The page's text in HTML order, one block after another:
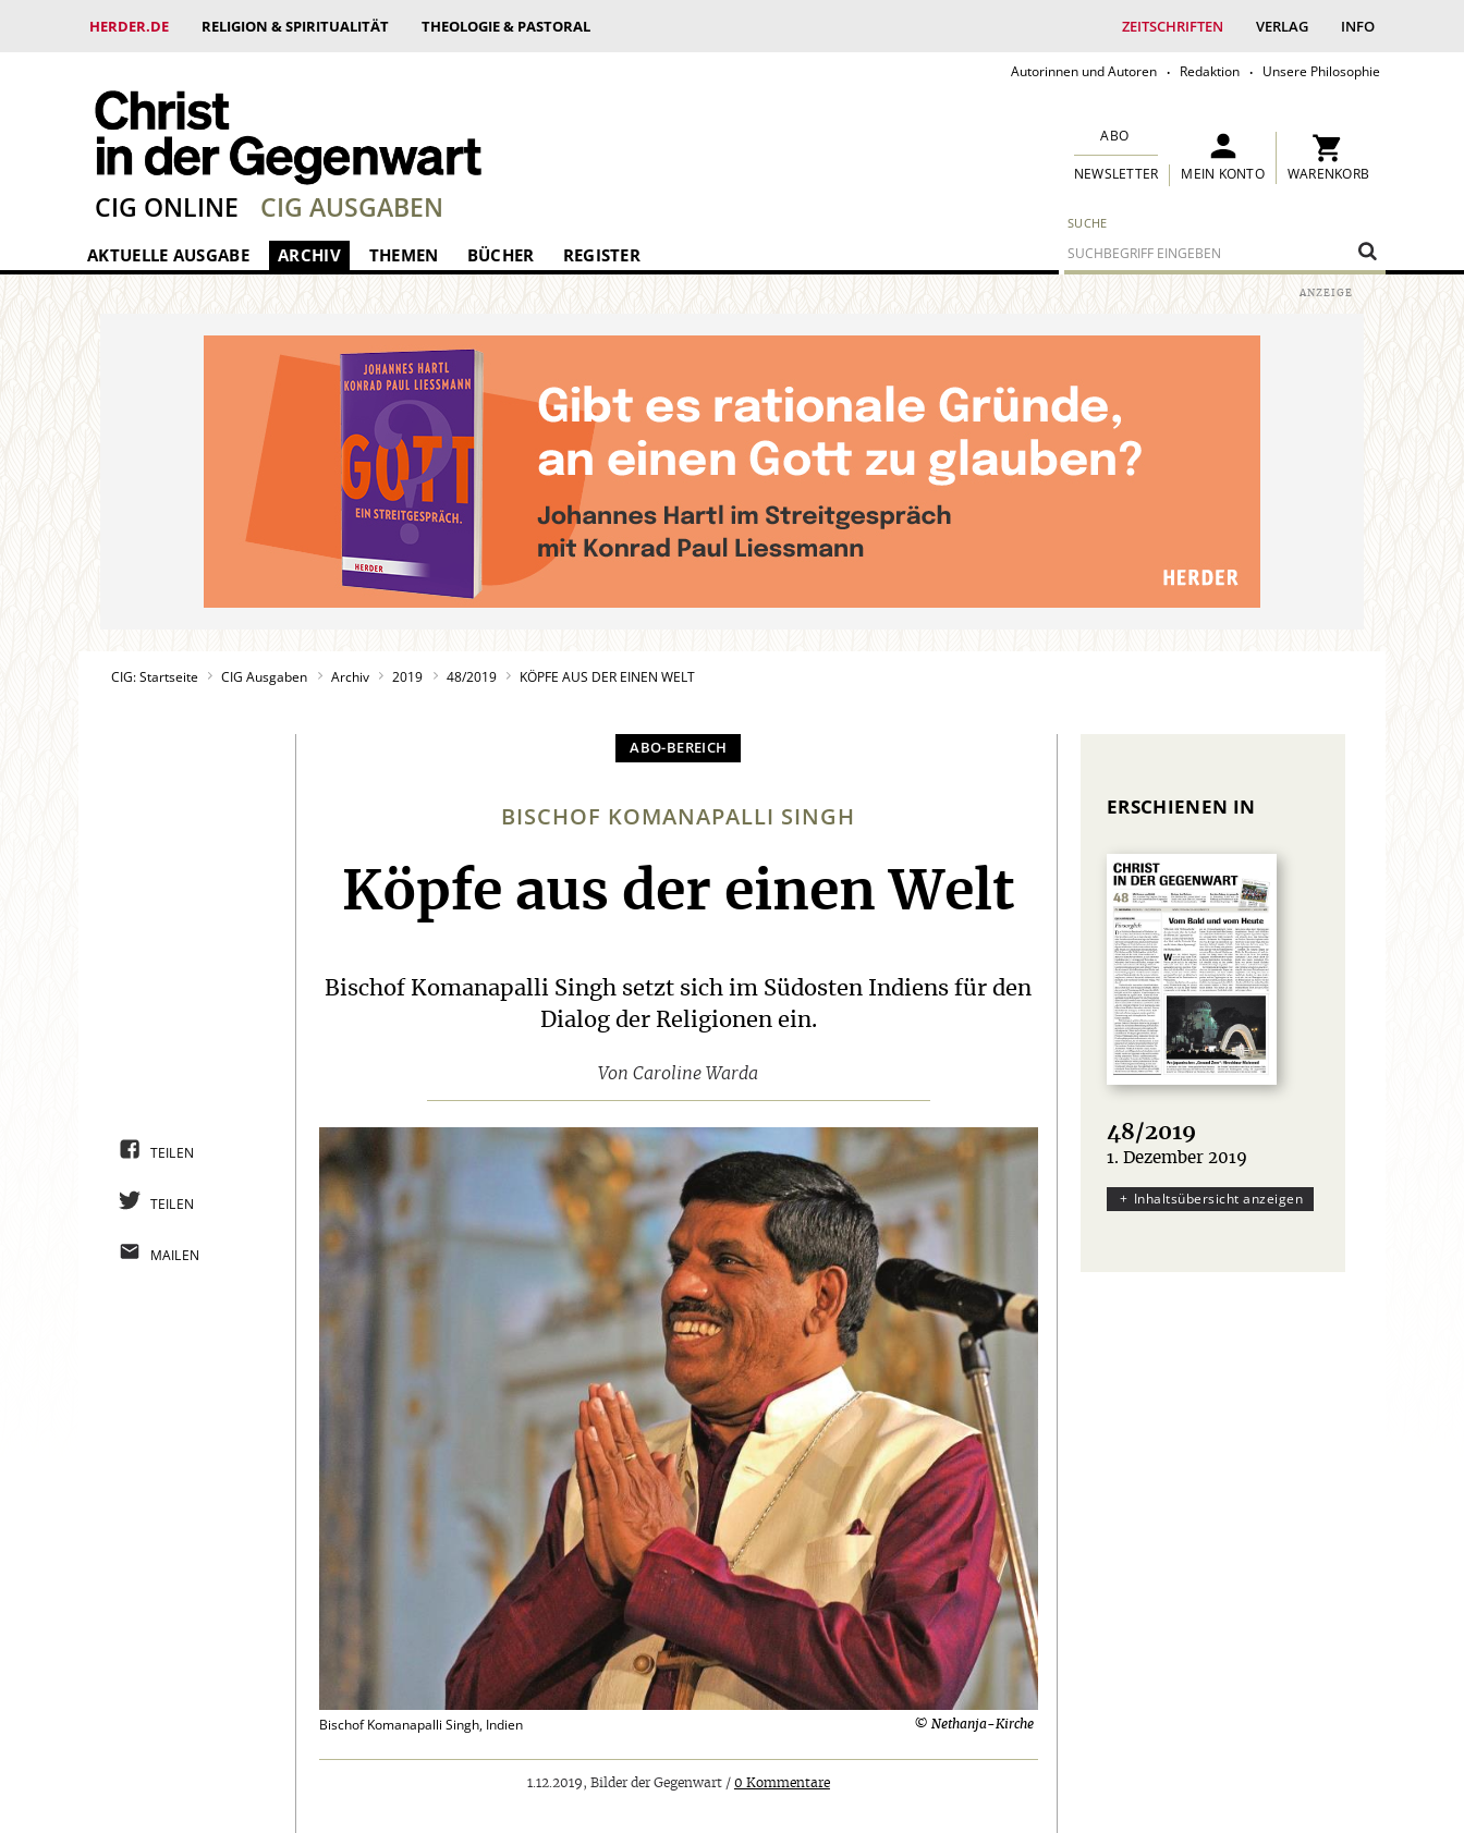
HERDER.DE RELIGION & SPIRITUALITÄT THEOLOGIE & PASTORAL ZEITSCHRIFTEN VERLAG INFO
Autorinnen und Autoren Redaktion Unsere Philosophie
SUCHE
ABO
NEWSLETTER MEIN KONTO WARENKORB
CIG ONLINE CIG AUSGABEN
AKTUELLE AUSGABE ARCHIV THEMEN BÜCHER REGISTER
CIG: Startseite CIG Ausgaben Archiv 2019 48/2019 KÖPFE AUS DER EINEN WELT
BISCHOF KOMANAPALLI SINGH
:
Köpfe aus der einen Welt
Bischof Komanapalli Singh setzt sich im Südosten Indiens für den
Dialog der Religionen ein.
VonCaroline Warda
Bischof Komanapalli Singh, Indien © Nethanja-Kirche
1.12.2019, Bilder der Gegenwart / 0 Kommentare
TEILEN
TEILEN
MAILEN
ERSCHIENEN IN
48/2019
:
1. Dezember 2019
Inhaltsübersicht anzeigen